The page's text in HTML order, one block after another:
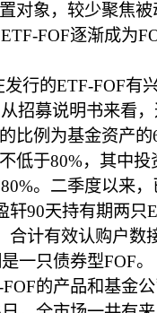
对象，较少聚焦
FOF逐渐成为
行的ETF-FOF有
招募说明书来看
比例为基金资产
低于80%，其中投
。二季度以来
90天持有期两只
合计有效认购户数
一只债券型FOF。
的产品和基金公